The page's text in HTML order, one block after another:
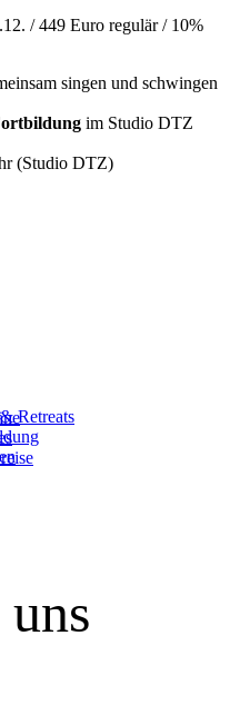
/ 449 Euro regulär / 10%
singen und schwingen
im Studio DTZ
(Studio DTZ)
Retreats